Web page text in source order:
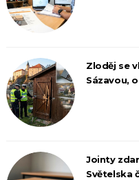
Zloděj se
Sázavou,
Jointy
Světelska